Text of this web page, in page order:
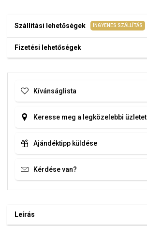
Szállítási lehetőségek INGYENES SZÁLLÍTÁS
Fizetési lehetőségek
Kívánságlista
Keresse meg a legközelebbi üzletet
Ajándéktipp küldése
Kérdése van?
Leírás